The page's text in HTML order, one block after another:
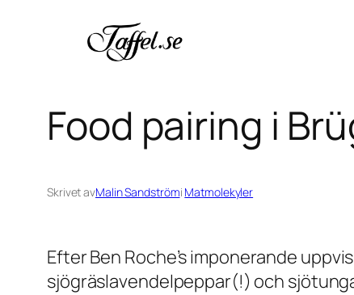
Food pairing i
Skrivet avMalin Sandströmi Matmolekyler
Efter Ben Roche’s imponerande
sjögräslavendelpeppar(!) och